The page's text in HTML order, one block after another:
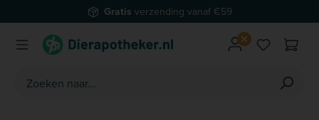
Ga naar de hoofdinhoudGratis verzending vanaf €59
Je hebt